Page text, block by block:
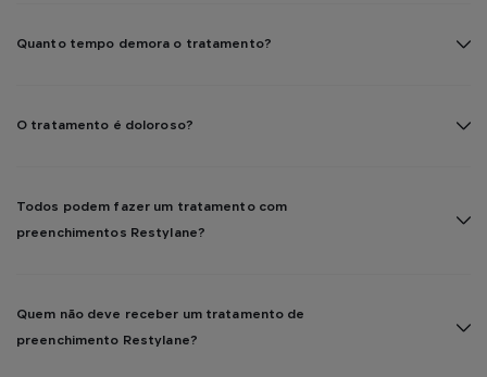
Quanto tempo demora o tratamento?
O tratamento é doloroso?
Todos podem fazer um tratamento com
preenchimentos Restylane?
Quem não deve receber um tratamento de
preenchimento Restylane?